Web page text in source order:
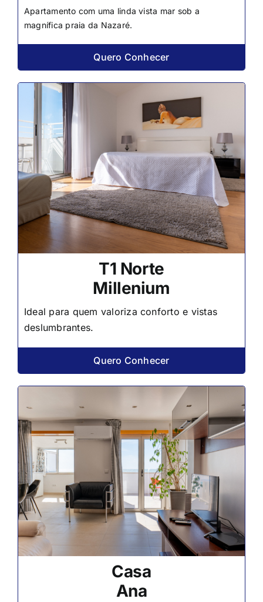
Apartamento com uma linda vista mar sob a
magnífica praia da Nazaré.
Quero Conhecer
T1 Norte
Millenium
Ideal para quem valoriza conforto e vistas
deslumbrantes.
Quero Conhecer
Casa
Ana